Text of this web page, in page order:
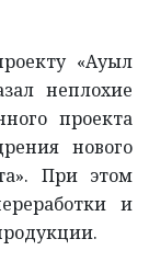
«Ауыл
неплохие
проекта
нового
При этом
и